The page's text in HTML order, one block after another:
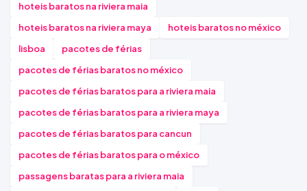
hoteis baratos na riviera maia
hoteis baratos na riviera maya
hoteis baratos no méxico
lisboa
pacotes de férias
pacotes de férias baratos no méxico
pacotes de férias baratos para a riviera maia
pacotes de férias baratos para a riviera maya
pacotes de férias baratos para cancun
pacotes de férias baratos para o méxico
passagens baratas para a riviera maia